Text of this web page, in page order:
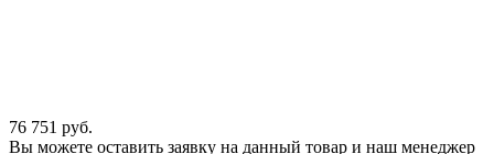
76 751 руб.
Вы можете оставить заявку на данный товар и наш менеджер